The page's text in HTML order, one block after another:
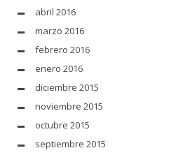
abril 2016
marzo 2016
febrero 2016
enero 2016
diciembre 2015
noviembre 2015
octubre 2015
septiembre 2015